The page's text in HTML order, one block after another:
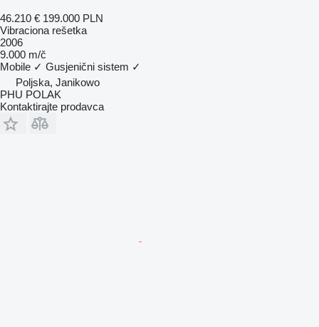
46.210 € 199.000 PLN
Vibraciona rešetka
2006
9.000 m/č
Mobile ✓ Gusjenični sistem ✓
Poljska, Janikowo
PHU POLAK
Kontaktirajte prodavca